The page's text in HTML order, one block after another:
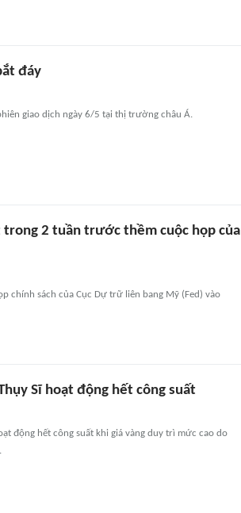
đáy
giao dịch ngày 6/5 tại thị trường châu Á.
trong 2 tuần trước thềm cuộc họp của
chính sách của Cục Dự trữ liên bang Mỹ (Fed) vào
Sĩ hoạt động hết công suất
động hết công suất khi giá vàng duy trì mức cao do